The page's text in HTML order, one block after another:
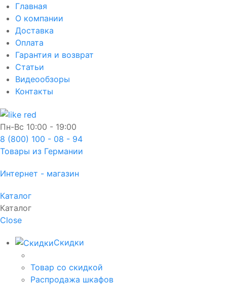
Главная
О компании
Доставка
Оплата
Гарантия и возврат
Статьи
Видеообзоры
Контакты
Пн-Вс 10:00 - 19:00
8 (800) 100 - 08 - 94
Товары из Германии
Интернет - магазин
Каталог
Каталог
Close
Скидки
Товар со скидкой
Распродажа шкафов